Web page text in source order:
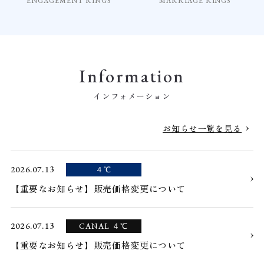
Information
インフォメーション
お知らせ一覧を見る
2026.07.13 ４℃
【重要なお知らせ】販売価格変更について
2026.07.13 CANAL ４℃
【重要なお知らせ】販売価格変更について